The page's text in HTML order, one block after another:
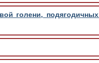
голени,